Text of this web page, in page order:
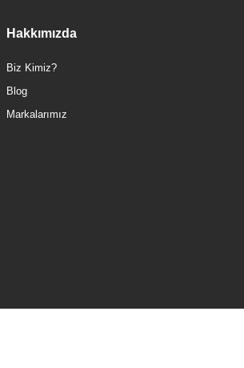
Hakkımızda
Biz Kimiz?
Blog
Markalarımız